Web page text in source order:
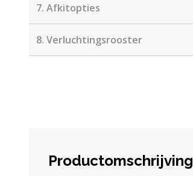
7. Afkitopties
8. Verluchtingsrooster
Productomschrijving